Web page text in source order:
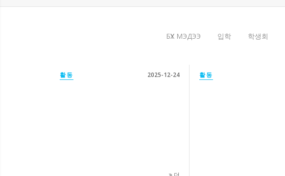
БҮХ МЭДЭЭ 입학 학생회
활동 2025-12-24 활동